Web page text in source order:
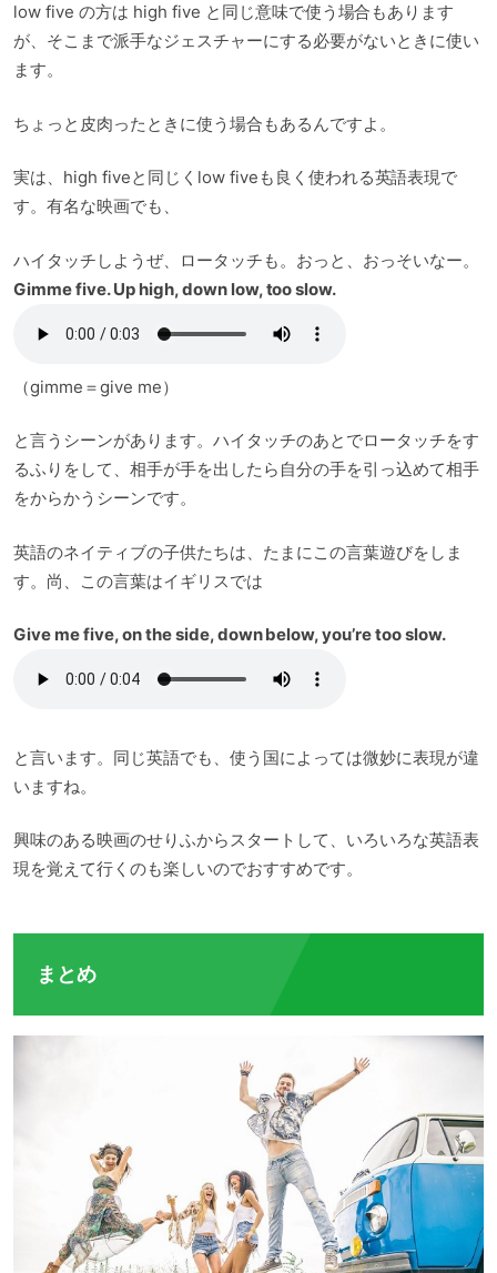
low five の方は high five と同じ意味で使う場合もあります
が、そこまで派手なジェスチャーにする必要がないときに使い
ます。
ちょっと皮肉ったときに使う場合もあるんですよ。
実は、high fiveと同じくlow fiveも良く使われる英語表現で
す。有名な映画でも、
ハイタッチしようぜ、ロータッチも。おっと、おっそいなー。
Gimme five. Up high, down low, too slow.
（gimme＝give me）
と言うシーンがあります。ハイタッチのあとでロータッチをす
るふりをして、相手が手を出したら自分の手を引っ込めて相手
をからかうシーンです。
英語のネイティブの子供たちは、たまにこの言葉遊びをしま
す。尚、この言葉はイギリスでは
Give me five, on the side, down below, you’re too slow.
と言います。同じ英語でも、使う国によっては微妙に表現が違
いますね。
興味のある映画のせりふからスタートして、いろいろな英語表
現を覚えて行くのも楽しいのでおすすめです。
まとめ